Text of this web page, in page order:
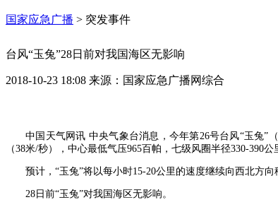
国家应急广播 > 突发事件
台风“玉兔”28日前对我国海区无影响
2018-10-23 18:08 来源： 国家应急广播网综合
中国天气网讯 中央气象台消息，今年第26号台风“玉兔”
（38米/秒），中心最低气压965百帕，七级风圈半径330-390
预计，“玉兔”将以每小时15-20公里的速度继续向西北方
28日前“玉兔”对我国海区无影响。